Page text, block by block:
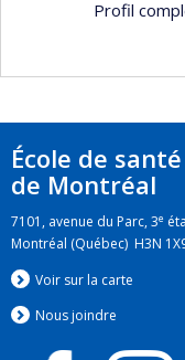
et
Son
ces
Profil
École de
de Montréal
7101, avenue du Parc, 3e
Montréal (Québec) H3N
Voir sur la carte
Nous joindre